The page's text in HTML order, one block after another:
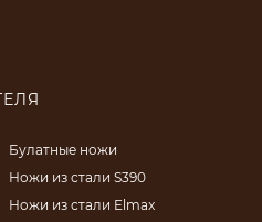
Булатные ножи
Ножи из стали S390
Ножи из стали Elmax